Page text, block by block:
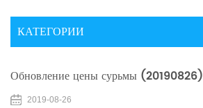
КАТЕГОРИИ
Обновление цены сурьмы (20190826)
2019-08-26